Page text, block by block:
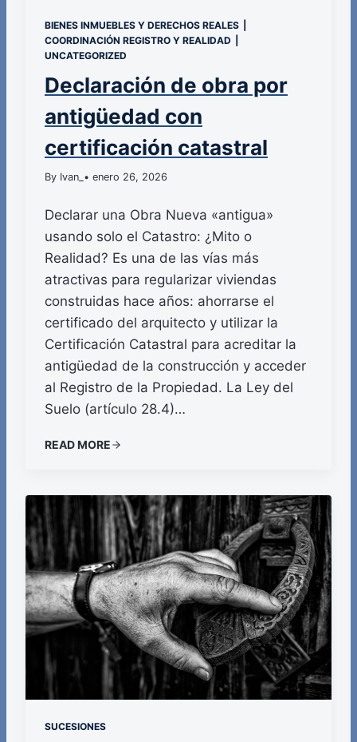
BIENES INMUEBLES Y DERECHOS REALES
COORDINACIÓN REGISTRO Y REALIDAD
UNCATEGORIZED
Declaración de obra por
antigüedad con
certificación catastral
By Ivan_ • enero 26, 2026
Declarar una Obra Nueva «antigua»
usando solo el Catastro: ¿Mito o
Realidad? Es una de las vías más
atractivas para regularizar viviendas
construidas hace años: ahorrarse el
certificado del arquitecto y utilizar la
Certificación Catastral para acreditar la
antigüedad de la construcción y acceder
al Registro de la Propiedad. La Ley del
Suelo (artículo 28.4)…
READ MORE
SUCESIONES